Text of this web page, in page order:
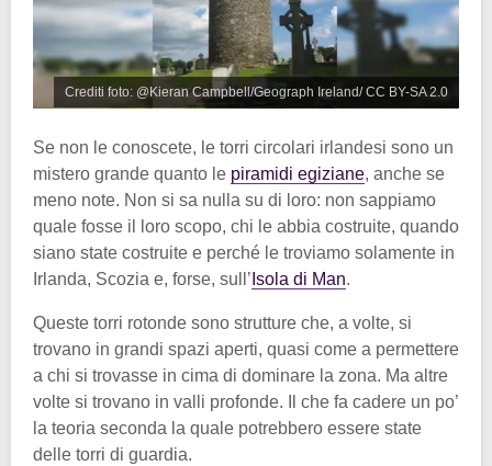
Crediti foto: @Kieran Campbell/Geograph Ireland/ CC BY-SA 2.0
Se non le conoscete, le torri circolari irlandesi sono un
mistero grande quanto le piramidi egiziane, anche se
meno note. Non si sa nulla su di loro: non sappiamo
quale fosse il loro scopo, chi le abbia costruite, quando
siano state costruite e perché le troviamo solamente in
Irlanda, Scozia e, forse, sull’ Isola di Man.
Queste torri rotonde sono strutture che, a volte, si
trovano in grandi spazi aperti, quasi come a permettere
a chi si trovasse in cima di dominare la zona. Ma altre
volte si trovano in valli profonde. Il che fa cadere un po’
la teoria seconda la quale potrebbero essere state
delle torri di guardia.